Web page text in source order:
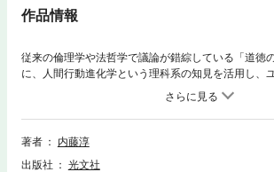
作品情報
従来の倫理学や法哲学で議論が錯綜している「道徳
に、人間行動進化学という理科系の知見を活用し、
込む。新しい学問をわかりやすく解説。
著者
内藤淳
出版社
光文社